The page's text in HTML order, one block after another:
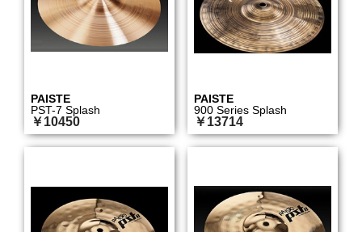
PAISTE
PST-7 Splash
￥10450
PAISTE
900 Series Splash
￥13714